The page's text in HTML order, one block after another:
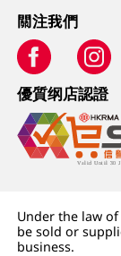
關注我們
優質纲店認證
Under the law
be sold or
business.